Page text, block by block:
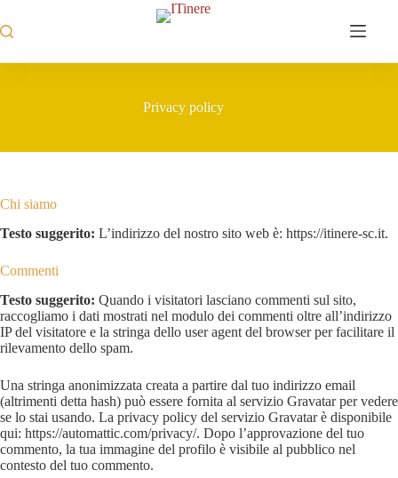
al
contenuto
Privacy policy
Chi siamo
Testo suggerito: L’indirizzo del nostro sito web è: https://itinere-sc.it.
Commenti
Testo suggerito: Quando i visitatori lasciano commenti sul sito,
raccogliamo i dati mostrati nel modulo dei commenti oltre all’indirizzo
IP del visitatore e la stringa dello user agent del browser per facilitare il
rilevamento dello spam.
Una stringa anonimizzata creata a partire dal tuo indirizzo email
(altrimenti detta hash) può essere fornita al servizio Gravatar per vedere
se lo stai usando. La privacy policy del servizio Gravatar è disponibile
qui: https://automattic.com/privacy/. Dopo l’approvazione del tuo
commento, la tua immagine del profilo è visibile al pubblico nel
contesto del tuo commento.